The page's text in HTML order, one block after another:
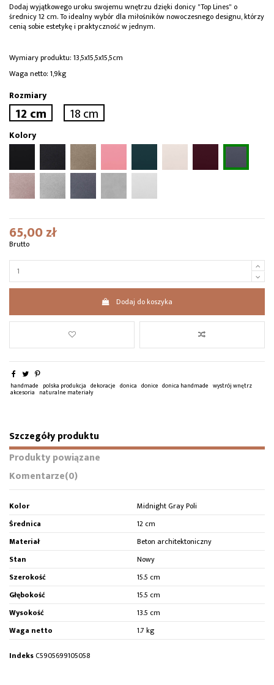
Dodaj wyjątkowego uroku swojemu wnętrzu dzięki donicy "Top Lines" o
średnicy 12 cm. To idealny wybór dla miłośników nowoczesnego designu, którzy
cenią sobie estetykę i praktyczność w jednym.
Wymiary produktu: 13,5x15,5x15,5cm
Waga netto: 1,9kg
Rozmiary
12 cm 18 cm
Kolory
65,00 zł
Brutto
Dodaj do koszyka
handmade polska produkcja dekoracje donica donice donica handmade wystrój wnętrz
akcesoria naturalne materiały
Szczegóły produktu
Produkty powiązane
Komentarze(0)
Kolor
Midnight Gray Poli
Średnica
12 cm
Materiał
Beton architektoniczny
Stan
Nowy
Szerokość
15.5 cm
Głębokość
15.5 cm
Wysokość
13.5 cm
Waga netto
1.7 kg
IndeksC5905699105058